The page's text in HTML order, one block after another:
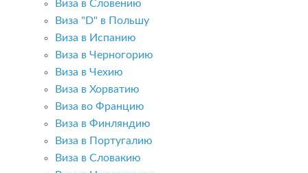
Виза в Словению
Виза "D" в Польшу
Виза в Испанию
Виза в Черногорию
Виза в Чехию
Виза в Хорватию
Виза во Францию
Виза в Финляндию
Виза в Португалию
Виза в Словакию